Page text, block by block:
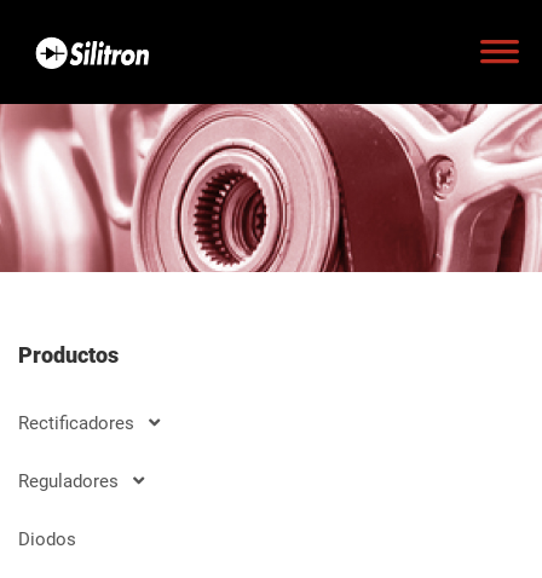
Productos
Rectificadores
Reguladores
Diodos